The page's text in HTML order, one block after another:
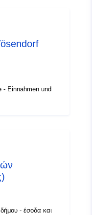
- Einnahmen und
- έσοδα και